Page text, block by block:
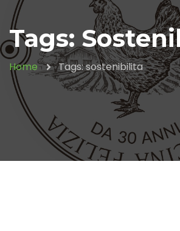
Tags:
Home Tags: sostenibilita